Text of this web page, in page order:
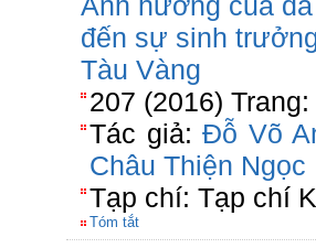
đến sự sinh
Tàu Vàng
207 (2016)
Tác giả: Đỗ Võ
Châu Thiện Ngọc
Tạp chí: Tạp chí
Tóm tắt